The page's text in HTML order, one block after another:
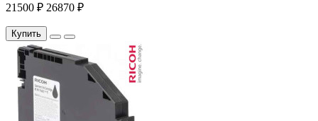
21500 ₽ 26870 ₽
Купить